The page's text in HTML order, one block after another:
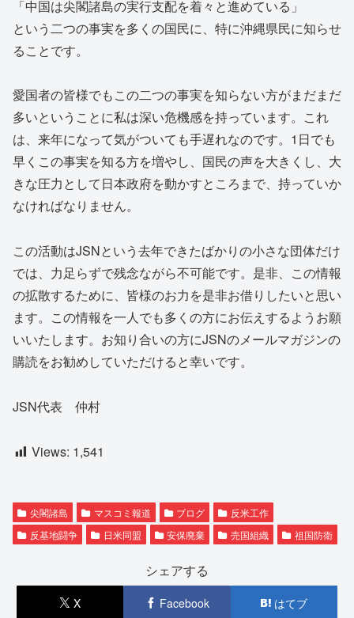
「中国は尖閣諸島の実行支配を着々と進めている」
という二つの事実を多くの国民に、特に沖縄県民に知らせ
ることです。
愛国者の皆様でもこの二つの事実を知らない方がまだまだ
多いということに私は深い危機感を持っています。これ
は、来年になって気がついても手遅れなのです。1日でも
早くこの事実を知る方を増やし、国民の声を大きくし、大
きな圧力として日本政府を動かすところまで、持っていか
なければなりません。
この活動はJSNという去年できたばかりの小さな団体だけ
では、力足らずで残念ながら不可能です。是非、この情報
の拡散するために、皆様のお力を是非お借りしたいと思い
ます。この情報を一人でも多くの方にお伝えするようお願
いいたします。お知り合いの方にJSNのメールマガジンの
購読をお勧めしていただけると幸いです。
JSN代表 仲村
Views: 1,541
尖閣諸島 マスコミ報道 ブログ
反米工作
反基地闘争
日米同盟 安保廃棄 売国組織 祖国防衛
シェアする
X Facebook はてブ